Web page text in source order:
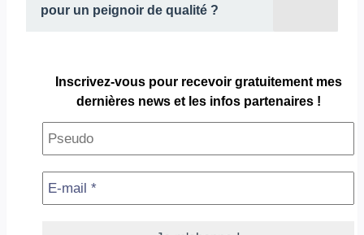
pour un peignoir de qualité ?
Inscrivez-vous pour recevoir gratuitement mes
dernières news et les infos partenaires !